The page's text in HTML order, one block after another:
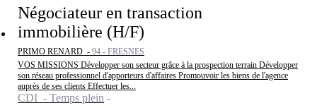
Négociateur en transaction
immobilière (H/F)
PRIMO RENARD - 94 - FRESNES
VOS MISSIONS Développer son secteur grâce à la prospection terrain Développer
son réseau professionnel d'apporteurs d'affaires Promouvoir les biens de l'agence
auprès de ses clients Effectuer les...
CDI - Temps plein